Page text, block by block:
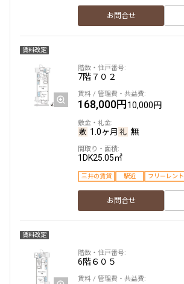
お問合せ
賃料改定
7階７０２
168,000円10,000円
1.0ヶ月 無
1DK25.05㎡
三井の賃貸 駅近 フリーレント
お問合せ
賃料改定
6階６０５